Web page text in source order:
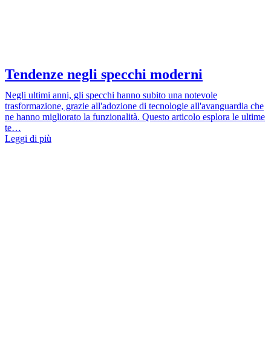
Tendenze negli specchi moderni
Negli ultimi anni, gli specchi hanno subito una notevole
trasformazione, grazie all'adozione di tecnologie all'avanguardia che
ne hanno migliorato la funzionalità. Questo articolo esplora le ultime
te…
Leggi di più